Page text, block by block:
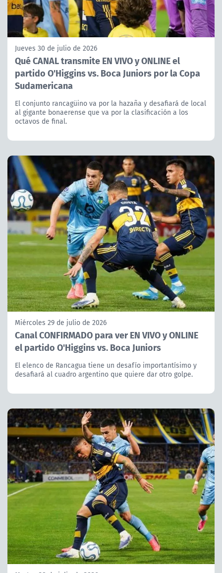
Jueves 30 de julio de 2026
Qué CANAL transmite EN VIVO y ONLINE el
partido O'Higgins vs. Boca Juniors por la Copa
Sudamericana
El conjunto rancagüino va por la hazaña y desafiará de local
al gigante bonaerense que va por la clasificación a los
octavos de final.
Miércoles 29 de julio de 2026
Canal CONFIRMADO para ver EN VIVO y ONLINE
el partido O'Higgins vs. Boca Juniors
El elenco de Rancagua tiene un desafío importantísimo y
desafiará al cuadro argentino que quiere dar otro golpe.